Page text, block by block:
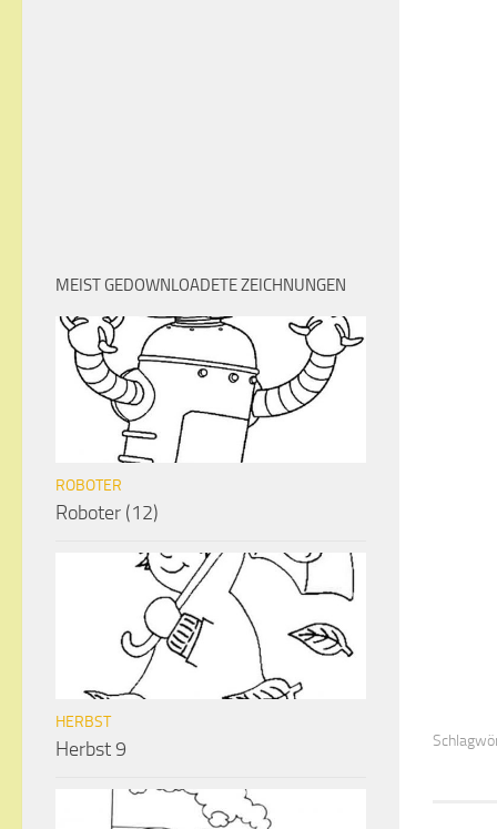
MEIST GEDOWNLOADETE ZEICHNUNGEN
ROBOTER
Roboter (12)
HERBST
Herbst 9